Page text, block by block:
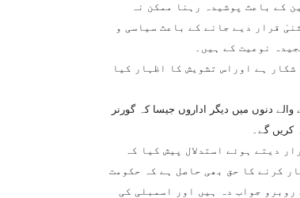
کے باعث پوشیدہ رہنا ممکن نہ
قرار دیے جانے کے باعث سیاسی و
نوعیت کے ہیں۔
ہے اوراس تشویش کا اظہار کیا
دنوں میں دیگر اداروں جیسا کہ گورنر
دیتے ہوئے استدلال پیش کیا کہ
کرنے کا حق بھی حاصل ہے کہ حکومت
جواب دہ ہیں اور اسمبلی کی